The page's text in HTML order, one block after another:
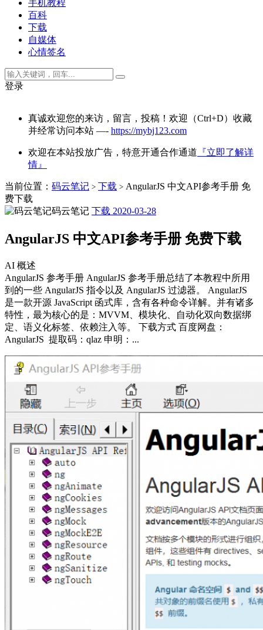
手机教程
百科
下载
自媒体
心情签名
登录
真诚欢迎您的来访，留言，投稿！欢迎（Ctrl+D）收藏
并经常访问本站 —- https://mybj123.com
欢迎在本站投放广告，特意开通合作通道 『立即了解详
情』
当前位置： 码云笔记 > 下载 > AngularJS 中文API参考手册 免
费下载
码云笔记 下载 2020-03-28
AngularJS 中文API参考手册 免费下载
AI 概述
AngularJS 参考手册 AngularJS 参考手册总结了本教程中所用
到的一些 AngularJS 指令以及 AngularJS 过滤器。 AngularJS
是一款开源 JavaScript 函式库，含有各种命令详解。并有诸多
特性，最为核心的是：MVVM、模块化、自动化双向数据绑
定、语义化标签、依赖注入等。 下载方式 百度网盘：
AngularJS 提取码：qlaz 申明：...